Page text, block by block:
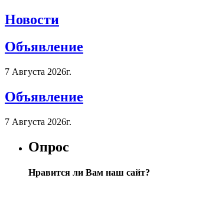
Новости
Объявление
7 Августа 2026г.
Объявление
7 Августа 2026г.
Опрос
Нравится ли Вам наш сайт?